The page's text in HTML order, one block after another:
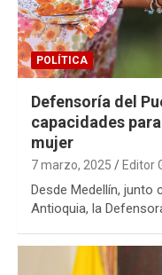
POLÍTICA
Defensoría del
capacidades
mujer
7 marzo, 2025 Editor
Desde Medellín,
Antioquia, la